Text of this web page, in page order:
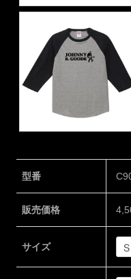
型番
販売価格
サイズ